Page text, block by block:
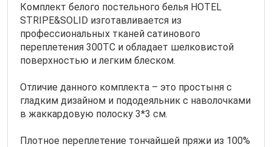
Комплект белого постельного белья HOTEL
STRIPE&SOLID изготавливается из
профессиональных тканей сатинового
переплетения 300ТС и обладает шелковистой
поверхностью и легким блеском.
Отличие данного комплекта – это простыня с
гладким дизайном и пододеяльник с наволочками
в жаккардовую полоску 3*3 см.
Плотное переплетение тончайшей пряжи из 100%